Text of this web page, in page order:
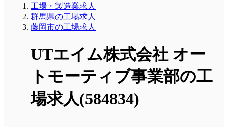
工場・製造業求人
群馬県の工場求人
藤岡市の工場求人
UTエイム株式会社 オー
トモーティブ事業部の工
場求人(584834)